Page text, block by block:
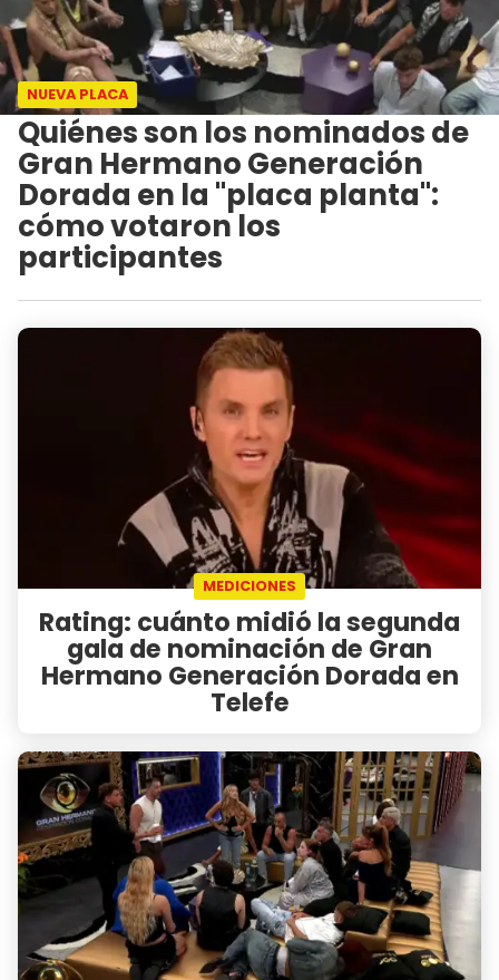
NUEVA PLACA
Quiénes son los nominados de
Gran Hermano Generación
Dorada en la "placa planta":
cómo votaron los
participantes
MEDICIONES
Rating: cuánto midió la segunda
gala de nominación de Gran
Hermano Generación Dorada en
Telefe